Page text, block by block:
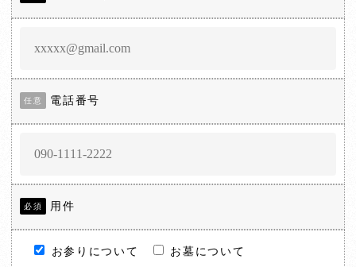
任意 電話番号
必須 用件
お参りについて お墓について